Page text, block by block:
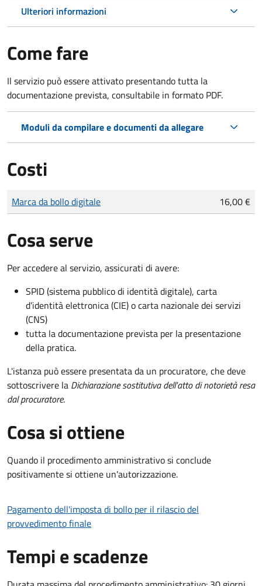
Ulteriori informazioni
Come fare
Il servizio può essere attivato presentando tutta la
documentazione prevista, consultabile in formato PDF.
Moduli da compilare e documenti da allegare
Costi
Tipo di pagamento
Importo
Marca da bollo digitale 16,00 €
Cosa serve
Per accedere al servizio, assicurati di avere:
SPID (sistema pubblico di identità digitale), carta
d’identità elettronica (CIE) o carta nazionale dei servizi
(CNS)
tutta la documentazione prevista per la presentazione
della pratica.
L'istanza può essere presentata da un procuratore, che deve
sottoscrivere la Dichiarazione sostitutiva dell'atto di notorietà resa
dal procuratore.
Cosa si ottiene
Quando il procedimento amministrativo si conclude
positivamente si ottiene un'autorizzazione.
Pagamento dell'imposta di bollo per il rilascio del
provvedimento finale
Tempi e scadenze